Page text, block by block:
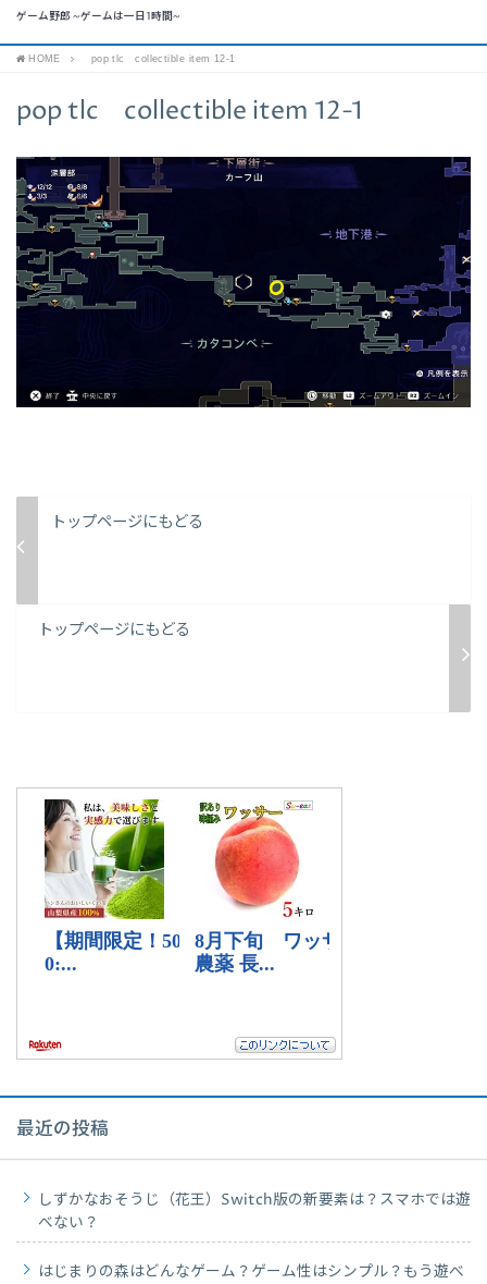
ゲーム野郎 ~ゲームは一日1時間~
HOME pop tlc collectible item 12-1
pop tlc collectible item 12-1
トップページにもどる
トップページにもどる
最近の投稿
しずかなおそうじ（花王）Switch版の新要素は？スマホでは遊
べない？
はじまりの森はどんなゲーム？ゲーム性はシンプル？もう遊べ